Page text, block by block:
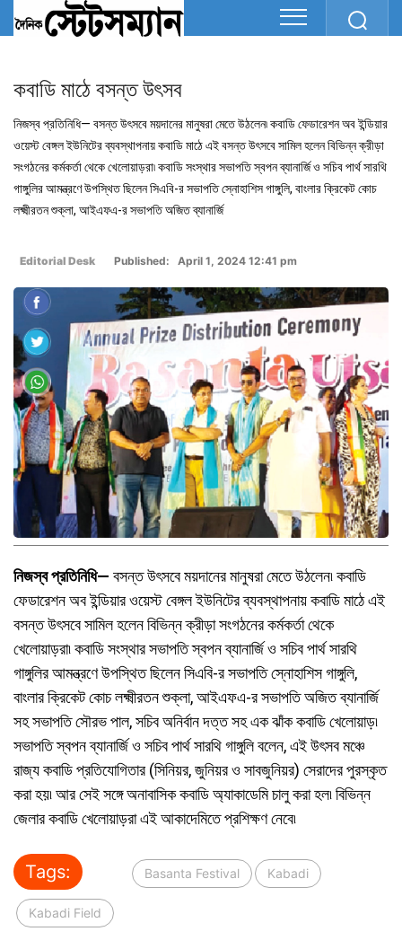
কবাডি মাঠে বসন্ত উৎসব
নিজস্ব প্রতিনিধি— বসন্ত উৎসবে ময়দানের মানুষরা মেতে উঠলেন৷ কবাডি ফেডারেশন অব ইন্ডিয়ার
ওয়েস্ট বেঙ্গল ইউনিটের ব্যবস্থাপনায় কবাডি মাঠে এই বসন্ত উৎসবে সামিল হলেন বিভিন্ন ক্রীড়া
সংগঠনের কর্মকর্তা থেকে খেলোয়াড়রা৷ কবাডি সংস্থার সভাপতি স্বপন ব্যানার্জি ও সচিব পার্থ সারথি
গাঙ্গুলির আমন্ত্রণে উপস্থিত ছিলেন সিএবি-র সভাপতি স্নোহাশিস গাঙ্গুলি, বাংলার ক্রিকেট কোচ
লক্ষ্মীরতন শুক্লা, আইএফএ-র সভাপতি অজিত ব্যানার্জি
Editorial Desk Published: April 1, 2024 12:41 pm
নিজস্ব প্রতিনিধি— বসন্ত উৎসবে ময়দানের মানুষরা মেতে উঠলেন৷ কবাডি
ফেডারেশন অব ইন্ডিয়ার ওয়েস্ট বেঙ্গল ইউনিটের ব্যবস্থাপনায় কবাডি মাঠে এই
বসন্ত উৎসবে সামিল হলেন বিভিন্ন ক্রীড়া সংগঠনের কর্মকর্তা থেকে
খেলোয়াড়রা৷ কবাডি সংস্থার সভাপতি স্বপন ব্যানার্জি ও সচিব পার্থ সারথি
গাঙ্গুলির আমন্ত্রণে উপস্থিত ছিলেন সিএবি-র সভাপতি স্নোহাশিস গাঙ্গুলি,
বাংলার ক্রিকেট কোচ লক্ষ্মীরতন শুক্লা, আইএফএ-র সভাপতি অজিত ব্যানার্জি
সহ সভাপতি সৌরভ পাল, সচিব অনির্বান দত্ত সহ এক ঝাঁক কবাডি খেলোয়াড়৷
সভাপতি স্বপন ব্যানার্জি ও সচিব পার্থ সারথি গাঙ্গুলি বলেন, এই উৎসব মঞ্চে
রাজ্য কবাডি প্রতিযোগিতার (সিনিয়র, জুনিয়র ও সাবজুনিয়র) সেরাদের পুরস্কৃত
করা হয়৷ আর সেই সঙ্গে অনাবাসিক কবাডি অ্যাকাডেমি চালু করা হল৷ বিভিন্ন
জেলার কবাডি খেলোয়াড়রা এই আকাদেমিতে প্রশিক্ষণ নেবে৷
Tags: Basanta Festival Kabadi
Kabadi Field